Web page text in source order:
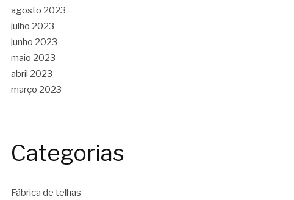
agosto 2023
julho 2023
junho 2023
maio 2023
abril 2023
março 2023
Categorias
Fábrica de telhas